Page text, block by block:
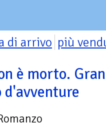
di arrivo più
è morto.
d'avventure